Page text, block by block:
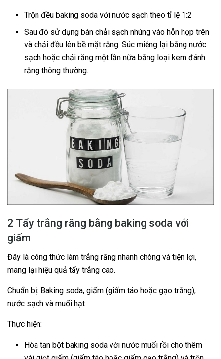
Trộn đều baking soda với nước sạch theo tỉ lệ 1:2
Sau đó sử dụng bàn chải sạch nhúng vào hỗn hợp trên
và chải đều lên bề mặt răng. Súc miệng lại bằng nước
sạch hoặc chải răng một lần nữa bằng loại kem đánh
răng thông thường.
2 Tẩy trắng răng bằng baking soda với
giấm
Đây là công thức làm trắng răng nhanh chóng và tiện lợi,
mang lại hiệu quả tẩy trắng cao.
Chuẩn bị: Baking soda, giấm (giấm táo hoặc gạo trắng),
nước sạch và muối hạt
Thực hiện:
Hòa tan bột baking soda với nước muối rồi cho thêm